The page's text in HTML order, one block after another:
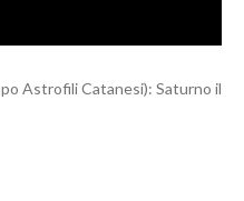
Astrofili Catanesi): Saturno il